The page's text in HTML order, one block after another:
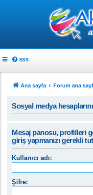
SSS
Ana sayfa Forum ana
Sosyal medya
Mesaj panosu, profilleri
giriş yapmanızı gerekli
Kullanıcı adı:
Şifre: